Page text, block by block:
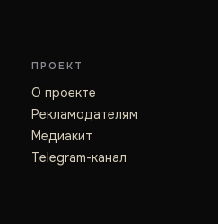
ПРОЕКТ
О проекте
Рекламодателям
Медиакит
Telegram-канал